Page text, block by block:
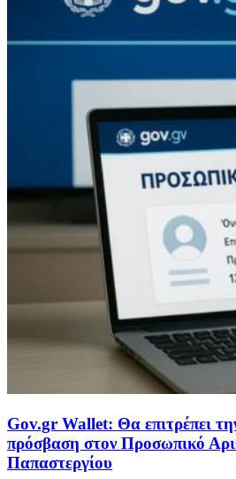
Gov.gr Wallet: Θα επιτρέπει
πρόσβαση στον Προσωπικό
Παπαστεργίου